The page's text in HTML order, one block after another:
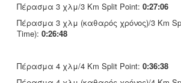
Πέρασμα 3 χλμ/3 Km Split Point: 0:27:06
Πέρασμα 3 χλμ (καθαρός χρόνος)/3 Km
Time): 0:26:48
Πέρασμα 4 χλμ/4 Km Split Point: 0:36:38